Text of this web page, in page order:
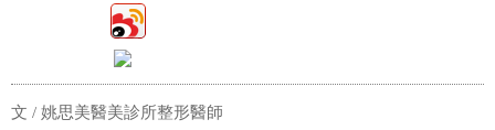
文 / 姚思美醫美診所整形醫師